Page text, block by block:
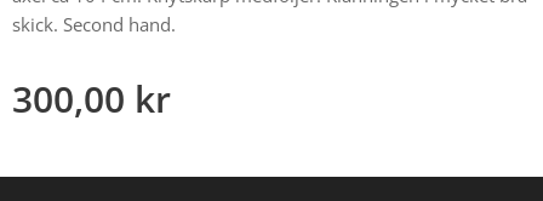
skick. Second hand.
300,00 kr